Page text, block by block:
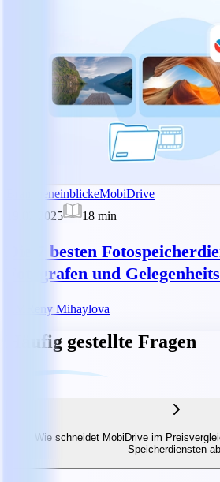
BrancheneinblickeMobiDrive
19.02.2025
18 min
Die 7 besten
Fotografen und
Reny Mihaylova
Häufig gestellte Fragen
Wie schneidet MobiDrive im
Speicherdiensten